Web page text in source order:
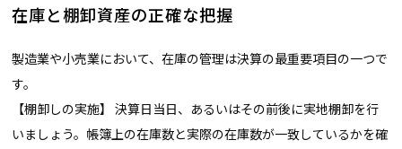
在庫と棚卸資産の正確な把握
製造業や小売業において、在庫の管理は決算の最重要項目の一つで
す。
【棚卸しの実施】 決算日当日、あるいはその前後に実地棚卸を行
いましょう。帳簿上の在庫数と実際の在庫数が一致しているかを確